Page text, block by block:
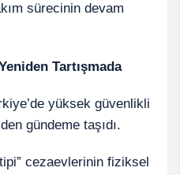
sürecinin devam
Tartışmada
yüksek güvenlikli
gündeme taşıdı.
cezaevlerinin fiziksel